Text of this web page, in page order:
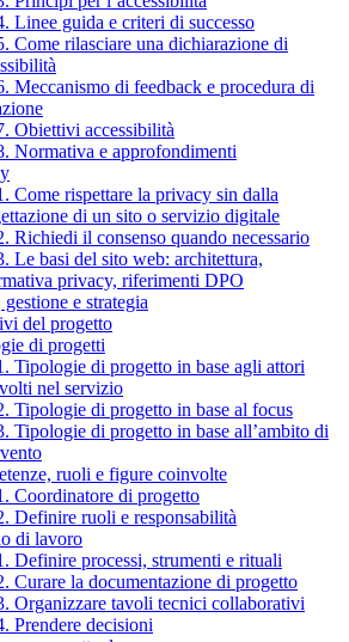
Linee guida e criteri di successo
Come rilasciare una dichiarazione di
Meccanismo di feedback e procedura di
Obiettivi accessibilità
Normativa e approfondimenti
Come rispettare la privacy sin dalla
di un sito o servizio digitale
Richiedi il consenso quando necessario
Le basi del sito web: architettura,
privacy, riferimenti DPO
e strategia
del progetto
di progetti
Tipologie di progetto in base agli attori
nel servizio
Tipologie di progetto in base al focus
Tipologie di progetto in base all’ambito di
ruoli e figure coinvolte
Coordinatore di progetto
Definire ruoli e responsabilità
di lavoro
Definire processi, strumenti e rituali
Curare la documentazione di progetto
Organizzare tavoli tecnici collaborativi
Prendere decisioni